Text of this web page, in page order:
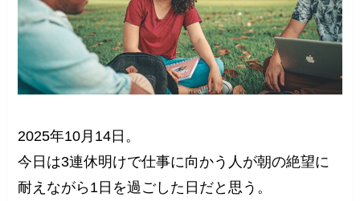
2025年10月14日。
今日は3連休明けで仕事に向かう人が朝の絶望に
耐えながら1日を過ごした日だと思う。